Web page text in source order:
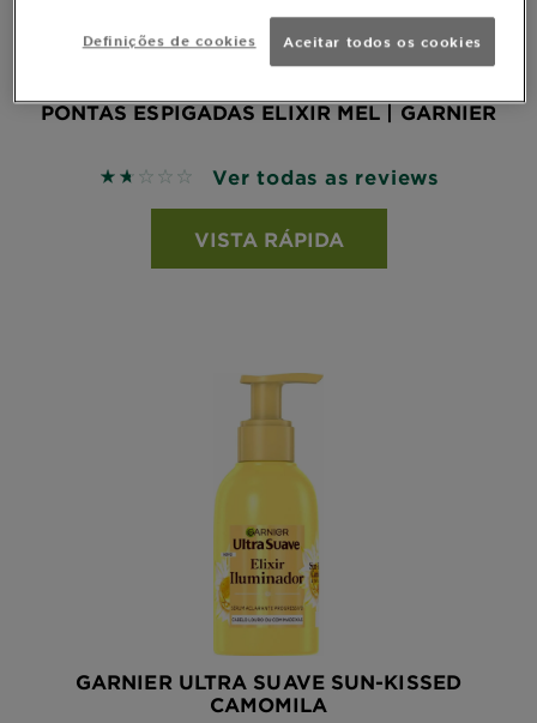
PONTAS ESPIGADAS ELIXIR MEL | GARNIER
1.6667 out of 5 stars based on reviews
Ver todas as reviews
VISTA RÁPIDA
GARNIER ULTRA SUAVE SUN-KISSED
CAMOMILA
Definições de cookies Aceitar todos os cookies